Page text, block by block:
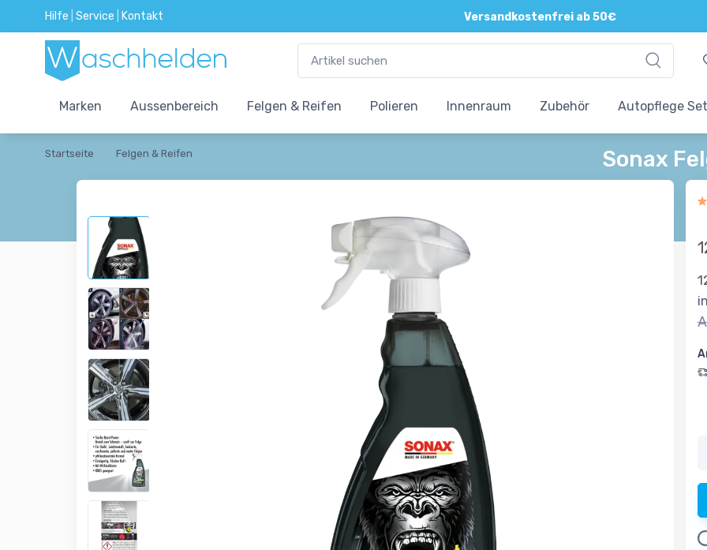
Hilfe Service Kontakt Versandkostenfrei ab 50€
Marken Aussenbereich Felgen & Reifen Polieren Innenraum Zubehör Autopflege
Startseite Felgen & Reifen Sonax